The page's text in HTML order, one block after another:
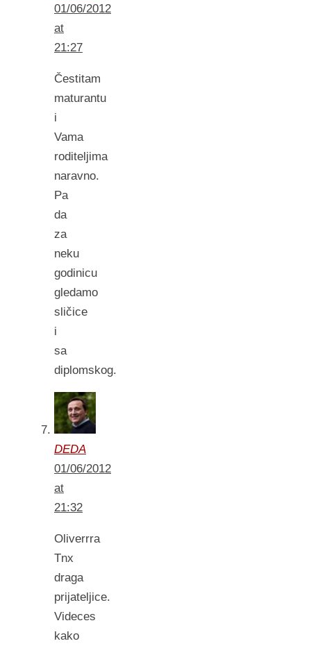
01/06/2012
at
21:27
Čestitam
maturantu
i
Vama
roditeljima
naravno.
Pa
da
za
neku
godinicu
gledamo
sličice
i
sa
diplomskog.
DEDA
01/06/2012
at
21:32
Oliverrra
Tnx
draga
prijateljice.
Videces
kako